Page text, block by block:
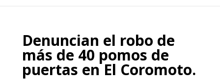
Denuncian el robo de
más de 40 pomos de
puertas en El Coromoto.